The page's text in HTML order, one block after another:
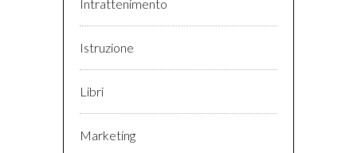
Intrattenimento
Istruzione
Libri
Marketing